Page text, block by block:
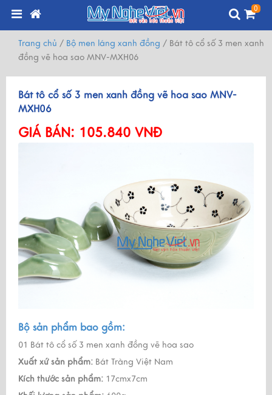
0
Trang chủ / Bộ men láng xanh đồng / Bát tô cổ số 3 men xanh
đồng vẽ hoa sao MNV-MXH06
Bát tô cổ số 3 men xanh đồng vẽ hoa sao MNV-
MXH06
GIÁ BÁN: 105.840 VNĐ
Bộ sản phẩm bao gồm:
01 Bát tô cổ số 3 men xanh đồng vẽ hoa sao
Xuất xứ sản phẩm: Bát Tràng Việt Nam
Kích thước sản phẩm: 17cmx7cm